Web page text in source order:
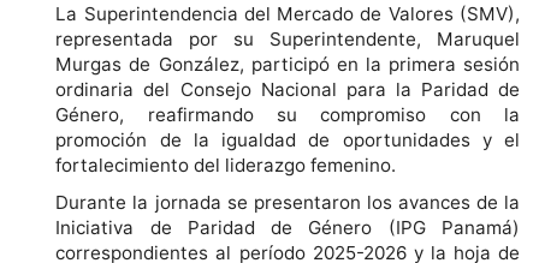
La Superintendencia del Mercado de Valores (SMV),
representada por su Superintendente, Maruquel
Murgas de González, participó en la primera sesión
ordinaria del Consejo Nacional para la Paridad de
Género, reafirmando su compromiso con la
promoción de la igualdad de oportunidades y el
fortalecimiento del liderazgo femenino.
Durante la jornada se presentaron los avances de la
Iniciativa de Paridad de Género (IPG Panamá)
correspondientes al período 2025-2026 y la hoja de